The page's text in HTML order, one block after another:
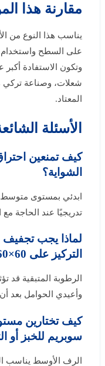
مقارنة هذا
يناسب هذا النوع من
على السطح واستخدام
شعلات، وصناعة
المعتاد.
الأسئلة
كيف تمنعين
الشواية؟
ابدئي بمستوى متوسط
تدريجيًا عند الحاجة
لماذا يجب تجفيف
التركيز على 60×60 بمروحة؟
الرطوبة المتبقية
وأعيدي الحوامل بعد
كيف تختارين
سوبريم للخبز أو
الرف الأوسط يناسب